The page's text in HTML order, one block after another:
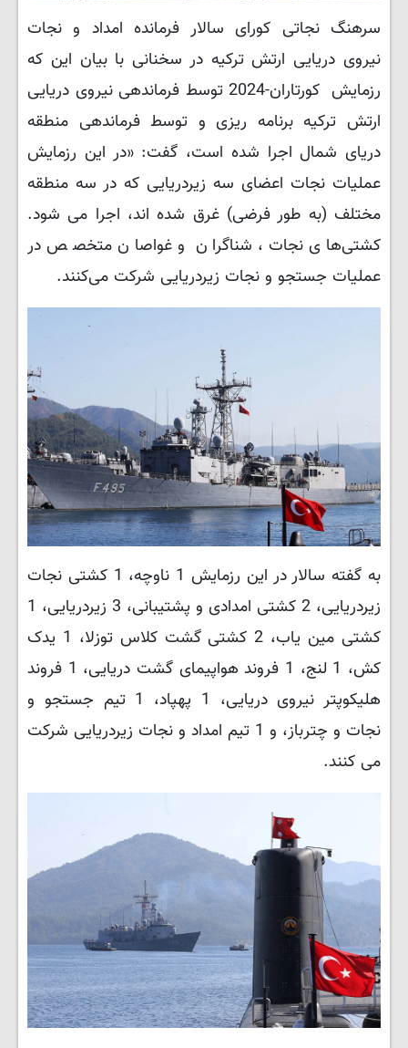
سرهنگ نجاتی کورای سالار فرمانده امداد و نجات
نیروی دریایی ارتش ترکیه در سخنانی با بیان این که
رزمایش کورتاران-2024 توسط فرماندهی نیروی دریایی
ارتش ترکیه برنامه ریزی و توسط فرماندهی منطقه
دریای شمال اجرا شده است، گفت: «در این رزمایش
عملیات نجات اعضای سه زیردریایی که در سه منطقه
مختلف (به طور فرضی) غرق شده اند، اجرا می شود.
کشتی‌های نجات، شناگران و غواصان متخصص در
عملیات جستجو و نجات زیردریایی شرکت می‌کنند.
به گفته سالار در این رزمایش 1 ناوچه، 1 کشتی نجات
زیردریایی، 2 کشتی امدادی و پشتیبانی، 3 زیردریایی، 1
کشتی مین یاب، 2 کشتی گشت کلاس توزلا، 1 یدک
کش، 1 لنج، 1 فروند هواپیمای گشت دریایی، 1 فروند
هلیکوپتر نیروی دریایی، 1 پهپاد، 1 تیم جستجو و
نجات و چترباز، و 1 تیم امداد و نجات زیردریایی شرکت
می کنند.